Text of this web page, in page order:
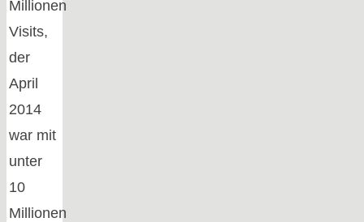
Millionen
Visits,
der
April
2014
war mit
unter
10
Millionen